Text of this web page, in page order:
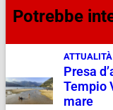
Potrebbe
ATTUALITÀ
Presa
Tempio
mare